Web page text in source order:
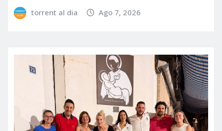
torrent al dia Ago 7, 2026